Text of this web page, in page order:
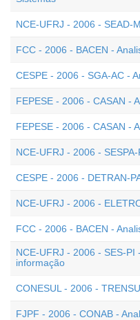
NCE-UFRJ - 2006 - SEAD-
FCC - 2006 - BACEN -
CESPE - 2006 - SGA-AC -
FEPESE - 2006 - CASAN -
FEPESE - 2006 - CASAN -
NCE-UFRJ - 2006 -
CESPE - 2006 - DETRAN-
NCE-UFRJ - 2006 -
FCC - 2006 - BACEN -
NCE-UFRJ - 2006 - SES-PI
informação
CONESUL - 2006 -
FJPF - 2006 - CONAB -